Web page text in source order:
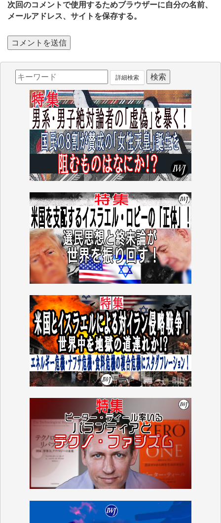
次回のコメントで使用するためブラウザーに自分の名前、
メールアドレス、サイトを保存する。
詳細検索